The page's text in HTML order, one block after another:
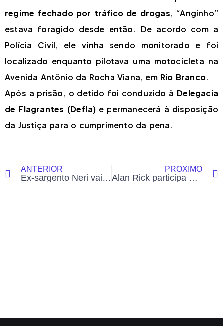
regime fechado por tráfico de drogas, “Anginho”
estava foragido desde então. De acordo com a
Polícia Civil, ele vinha sendo monitorado e foi
localizado enquanto pilotava uma motocicleta na
Avenida Antônio da Rocha Viana, em Rio Branco.
Após a prisão, o detido foi conduzido à Delegacia
de Flagrantes (Defla) e permanecerá à disposição
da Justiça para o cumprimento da pena.
ANTERIOR
Ex-sargento Neri vai a júri popular na segunda por tentativa de homicídio
PRÓXIMO
Alan Rick participa de reunião com MDB e debate alianças para 2026